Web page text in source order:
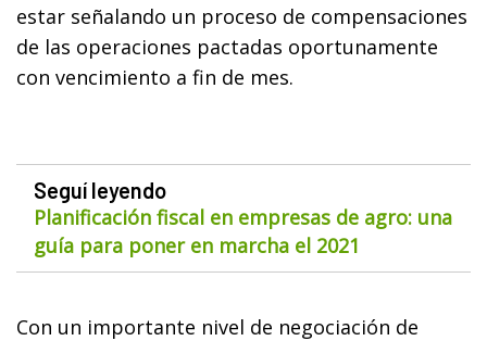
estar señalando un proceso de compensaciones
de las operaciones pactadas oportunamente
con vencimiento a fin de mes.
Seguí leyendo
Planificación fiscal en empresas de agro: una
guía para poner en marcha el 2021
Con un importante nivel de negociación de